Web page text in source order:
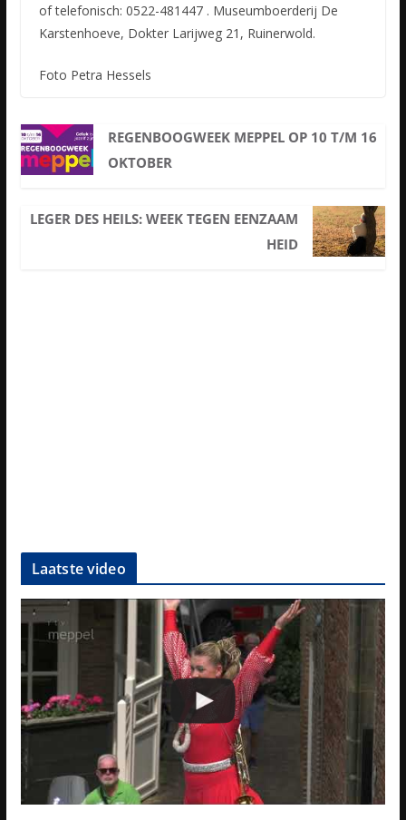
of telefonisch: 0522-481447 . Museumboerderij De
Karstenhoeve, Dokter Larijweg 21, Ruinerwold.
Foto Petra Hessels
REGENBOOGWEEK MEPPEL OP 10 T/M 16
OKTOBER
LEGER DES HEILS: WEEK TEGEN EENZAAM
HEID
Laatste video